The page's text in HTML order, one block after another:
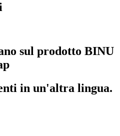
sul prodotto BINU
in un'altra lingua.